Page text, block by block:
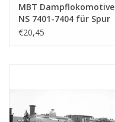
MBT Dampflokomotive
NS 7401-7404 für Spur
0 - Bauzeichnung
€20,45